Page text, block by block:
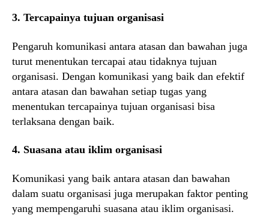
3. Tercapainya tujuan organisasi
Pengaruh komunikasi antara atasan dan bawahan juga
turut menentukan tercapai atau tidaknya tujuan
organisasi. Dengan komunikasi yang baik dan efektif
antara atasan dan bawahan setiap tugas yang
menentukan tercapainya tujuan organisasi bisa
terlaksana dengan baik.
4. Suasana atau iklim organisasi
Komunikasi yang baik antara atasan dan bawahan
dalam suatu organisasi juga merupakan faktor penting
yang mempengaruhi suasana atau iklim organisasi.